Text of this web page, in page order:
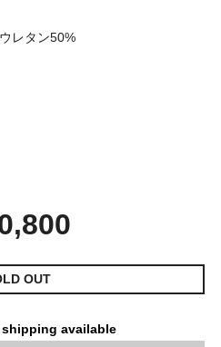
レタン50%
OUT
available